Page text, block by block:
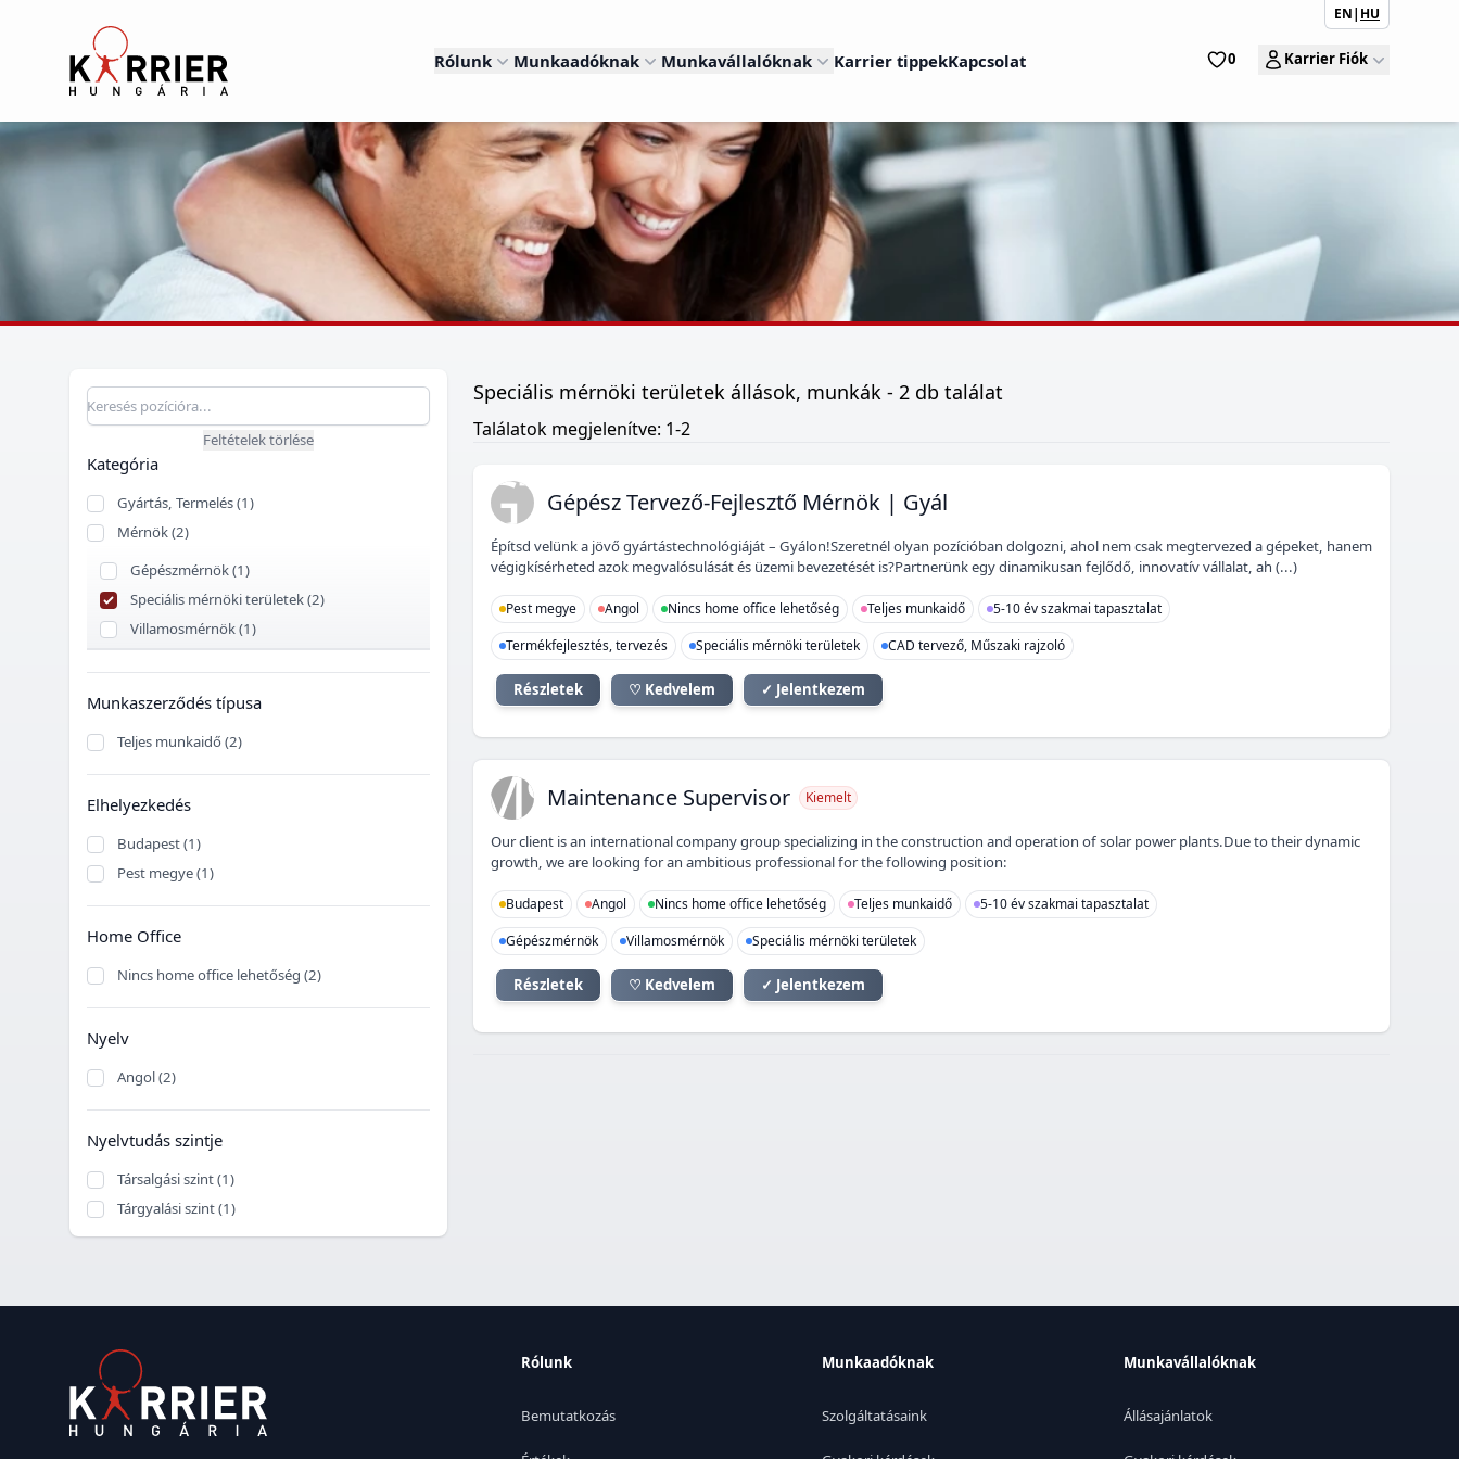
Karrier Hungária
Rólunk Munkaadóknak Munkavállalóknak Karrier tippekKapcsolat
EN| HU
0 Karrier Fiók
Pozíció keresés
Feltételek törlése
Kategória
Gyártás, Termelés (1)
Mérnök (2)
Gépészmérnök (1)
Speciális mérnöki területek (2)
Villamosmérnök (1)
Munkaszerződés típusa
Teljes munkaidő (2)
Elhelyezkedés
Budapest (1)
Pest megye (1)
Home Office
Nincs home office lehetőség (2)
Nyelv
Angol (2)
Nyelvtudás szintje
Társalgási szint (1)
Tárgyalási szint (1)
Speciális mérnöki területek állások, munkák - 2 db találat
Találatok megjelenítve: 1-2
GTGépész Tervező-Fejlesztő Mérnök | Gyál
Építsd velünk a jövő gyártástechnológiáját – Gyálon!Szeretnél olyan pozícióban dolgozni, ahol nem csak megtervezed a gépeket, hanem
végigkísérheted azok megvalósulását és üzemi bevezetését is?Partnerünk egy dinamikusan fejlődő, innovatív vállalat, ah (...)
Pest megye Angol Nincs home office lehetőség Teljes munkaidő
5-10 év szakmai tapasztalat
Termékfejlesztés, tervezés
Speciális mérnöki területek CAD tervező, Műszaki rajzoló
Részletek ♡ Kedvelem ✓ Jelentkezem
MSMaintenance Supervisor Kiemelt
Our client is an international company group specializing in the construction and operation of solar power plants.Due to their dynamic
growth, we are looking for an ambitious professional for the following position:
Budapest Angol Nincs home office lehetőség Teljes munkaidő
5-10 év szakmai tapasztalat
Gépészmérnök
Villamosmérnök Speciális mérnöki területek
Részletek ♡ Kedvelem ✓ Jelentkezem
Rólunk
Bemutatkozás
Munkaadóknak
Szolgáltatásaink
Munkavállalóknak
Állásajánlatok